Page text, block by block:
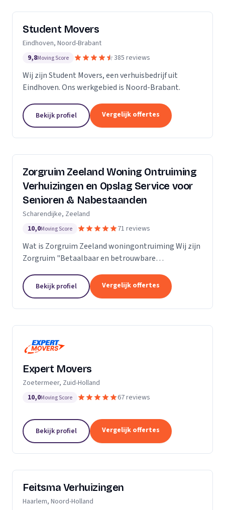
Student Movers
Eindhoven, Noord-Brabant
9,8Moving Score 385 reviews
Wij zijn Student Movers, een verhuisbedrijf uit
Eindhoven. Ons werkgebied is Noord-Brabant.
Bekijk profiel Vergelijk offertes
Zorgruim Zeeland Woning Ontruiming
Verhuizingen en Opslag Service voor
Senioren & Nabestaanden
Scharendijke, Zeeland
10,0Moving Score 71 reviews
Wat is Zorgruim Zeeland woningontruiming Wij zijn
Zorgruim "Betaalbaar en betrouwbare
kleine verhuizingen.” Onze Kwaliteit is namelijk zo
ongelofelijk...
Bekijk profiel Vergelijk offertes
Expert Movers
Zoetermeer, Zuid-Holland
10,0Moving Score 67 reviews
Bekijk profiel Vergelijk offertes
Feitsma Verhuizingen
Haarlem, Noord-Holland